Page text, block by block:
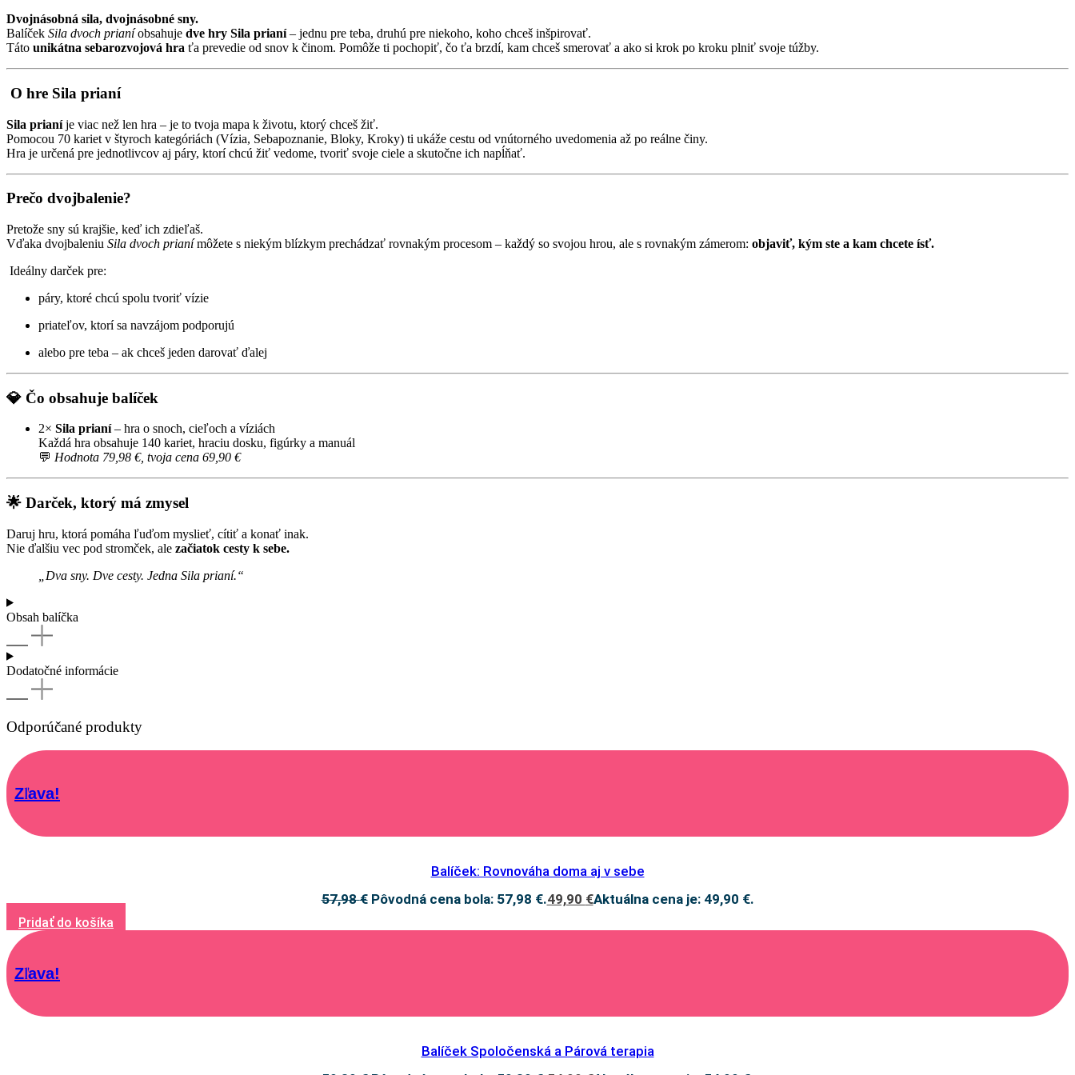
Dvojnásobná sila, dvojnásobné sny.
Balíček Sila dvoch prianíobsahuje dve hry Sila prianí– jednu pre teba, druhú pre niekoho, koho chceš inšpirovať.
Táto unikátna sebarozvojová hra ťa prevedie od snov k činom. Pomôže ti pochopiť, čo ťa brzdí, kam chceš smerovať a ako si krok po kroku plniť svoje túžby.
O hre Sila prianí
Sila prianíje viac než len hra – je to tvoja mapa k životu, ktorý chceš žiť.
Pomocou 70 kariet v štyroch kategóriách (Vízia, Sebapoznanie, Bloky, Kroky) ti ukáže cestu od vnútorného uvedomenia až po reálne činy.
Hra je určená pre jednotlivcov aj páry, ktorí chcú žiť vedome, tvoriť svoje ciele a skutočne ich napĺňať.
Prečo dvojbalenie?
Pretože sny sú krajšie, keď ich zdieľaš.
Vďaka dvojbaleniu Sila dvoch prianímôžete s niekým blízkym prechádzať rovnakým procesom – každý so svojou hrou, ale s rovnakým zámerom: objaviť, kým ste a kam chcete ísť.
Ideálny darček pre:
páry, ktoré chcú spolu tvoriť vízie
priateľov, ktorí sa navzájom podporujú
alebo pre teba – ak chceš jeden darovať ďalej
💎 Čo obsahuje balíček
2× Sila prianí– hra o snoch, cieľoch a víziách
Každá hra obsahuje 140 kariet, hraciu dosku, figúrky a manuál
💬 Hodnota 79,98 €, tvoja cena 69,90 €
🌟 Darček, ktorý má zmysel
Daruj hru, ktorá pomáha ľuďom myslieť, cítiť a konať inak.
Nie ďalšiu vec pod stromček, ale začiatok cesty k sebe.
„Dva sny. Dve cesty. Jedna Sila prianí.“
Obsah balíčka
Dodatočné informácie
Odporúčané produkty
Zľava!
Balíček: Rovnováha doma aj v sebe
57,98€ Pôvodná cena bola: 57,98 €.49,90 €Aktuálna cena je: 49,90 €.
Pridať do košíka
Zľava!
Balíček Spoločenská a Párová terapia